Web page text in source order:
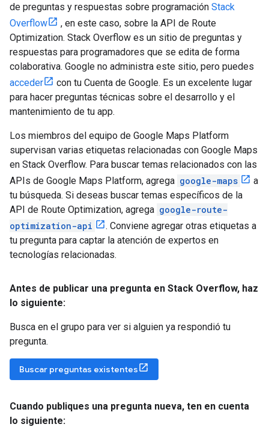
de preguntas y respuestas sobre programación Stack
Overflow
, en este caso, sobre la API de Route
Optimization. Stack Overflow es un sitio de preguntas y
respuestas para programadores que se edita de forma
colaborativa. Google no administra este sitio, pero puedes
acceder
con tu Cuenta de Google. Es un excelente lugar
para hacer preguntas técnicas sobre el desarrollo y el
mantenimiento de tu app.
Los miembros del equipo de Google Maps Platform
supervisan varias etiquetas relacionadas con Google Maps
en Stack Overflow. Para buscar temas relacionados con las
APIs de Google Maps Platform, agrega google-maps
a
tu búsqueda. Si deseas buscar temas específicos de la
API de Route Optimization, agrega google-route-
optimization-api
. Conviene agregar otras etiquetas a
tu pregunta para captar la atención de expertos en
tecnologías relacionadas.
Antes de publicar una pregunta en Stack Overflow, haz
lo siguiente:
Busca en el grupo para ver si alguien ya respondió tu
pregunta.
Buscar preguntas existentes
Cuando publiques una pregunta nueva, ten en cuenta
lo siguiente: